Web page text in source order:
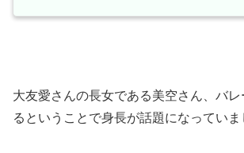
大友愛さんの長女である美空さん、バ
るということで身長が話題になっていま